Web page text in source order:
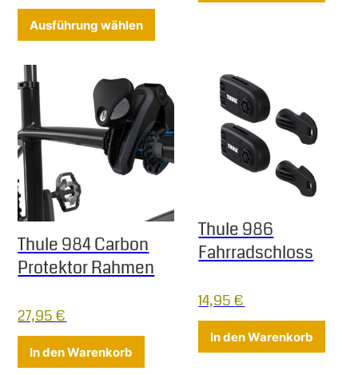
Ausführung wählen
Thule 984 Carbon
Protektor Rahmen
27,95€
In den Warenkorb
Thule 986
Fahrradschloss
14,95€
In den Warenkorb